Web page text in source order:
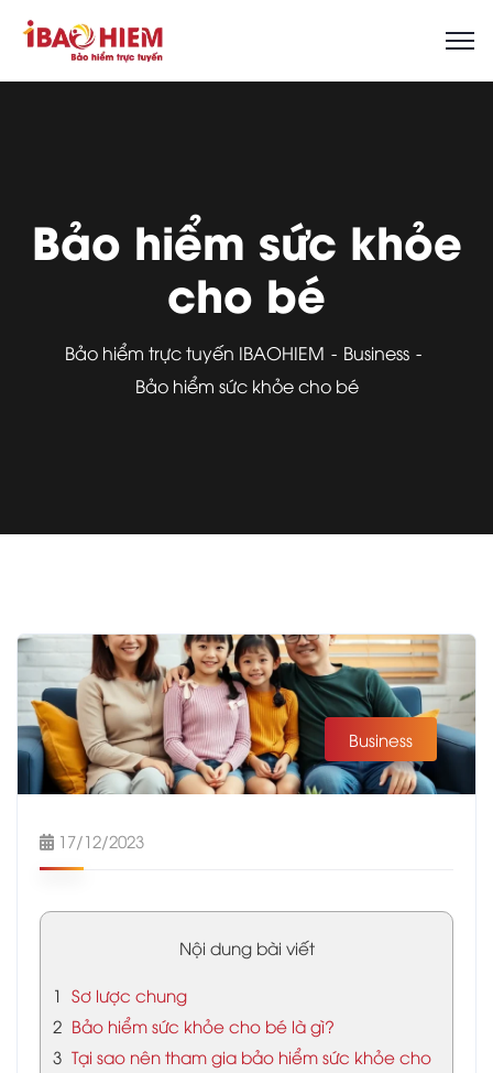
Bảo hiểm sức khỏe
cho bé
Bảo hiểm trực tuyến IBAOHIEM
Business
Bảo hiểm sức khỏe cho bé
Business
17/12/2023
Nội dung bài viết
1 Sơ lược chung
2 Bảo hiểm sức khỏe cho bé là gì?
3 Tại sao nên tham gia bảo hiểm sức khỏe cho